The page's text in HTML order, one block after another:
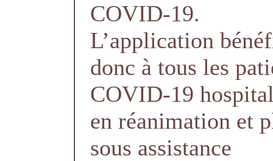
COVID-19.
L’application
donc à tous les
COVID-19
en réanimation et
sous assistance